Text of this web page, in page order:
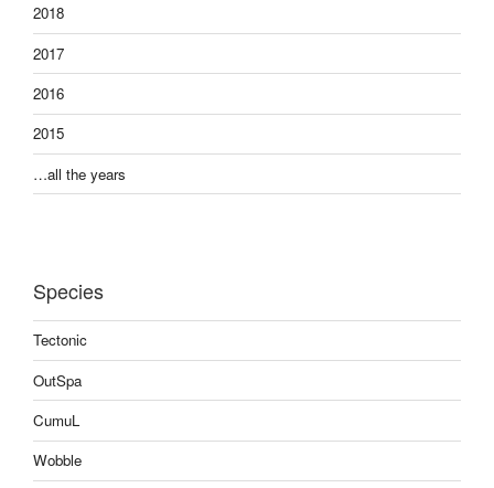
2018
2017
2016
2015
…all the years
Species
Tectonic
OutSpa
CumuL
Wobble